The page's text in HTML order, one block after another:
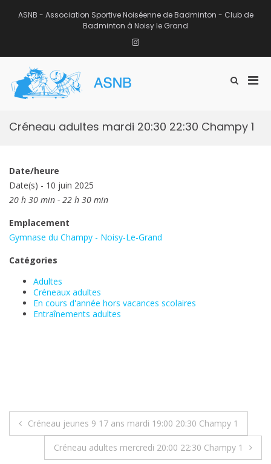
ASNB - Association Sportive Noiséenne de Badminton - Club de
Badminton à Noisy le Grand
Instagram
Afficher
recherche
Créneau adultes mardi 20:30 22:30 Champy 1
Date/heure
Date(s) - 10 juin 2025
20 h 30 min - 22 h 30 min
Emplacement
Gymnase du Champy - Noisy-Le-Grand
Catégories
Adultes
Créneaux adultes
En cours d'année hors vacances scolaires
Entraînements adultes
Navigation
Créneau jeunes 9 17 ans mardi 19:00 20:30 Champy 1
Créneau adultes mercredi 20:00 22:30 Champy 1